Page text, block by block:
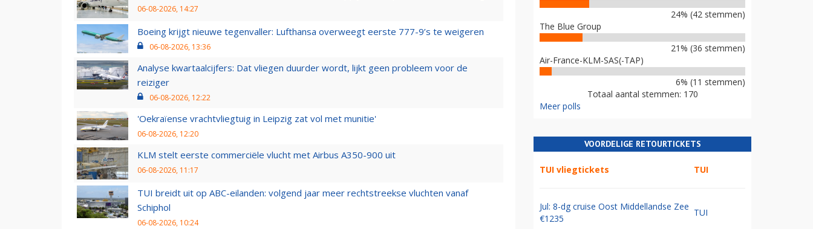
06-08-2026, 14:27
Boeing krijgt nieuwe tegenvaller: Lufthansa overweegt eerste 777-9’s te weigeren
06-08-2026, 13:36
Analyse kwartaalcijfers: Dat vliegen duurder wordt, lijkt geen probleem voor de
reiziger
06-08-2026, 12:22
'Oekraïense vrachtvliegtuig in Leipzig zat vol met munitie'
06-08-2026, 12:20
KLM stelt eerste commerciële vlucht met Airbus A350-900 uit
06-08-2026, 11:17
TUI breidt uit op ABC-eilanden: volgend jaar meer rechtstreekse vluchten vanaf
Schiphol
06-08-2026, 10:24
24% (42 stemmen)
The Blue Group
21% (36 stemmen)
Air-France-KLM-SAS(-TAP)
6% (11 stemmen)
Totaal aantal stemmen: 170
Meer polls
VOORDELIGE RETOURTICKETS
TUI vliegtickets TUI
Jul: 8-dg cruise Oost Middellandse Zee
€1235
TUI